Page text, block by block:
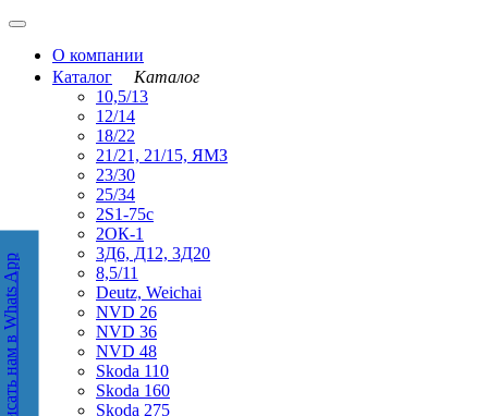
О компании
Каталог
Каталог
10,5/13
12/14
18/22
21/21, 21/15, ЯМЗ
23/30
25/34
2S1-75с
2ОК-1
3Д6, Д12, 3Д20
8,5/11
Deutz, Weichai
NVD 26
NVD 36
NVD 48
Skoda 110
Skoda 160
Skoda 275
Написать нам в WhatsApp
Написать нам в Whats App